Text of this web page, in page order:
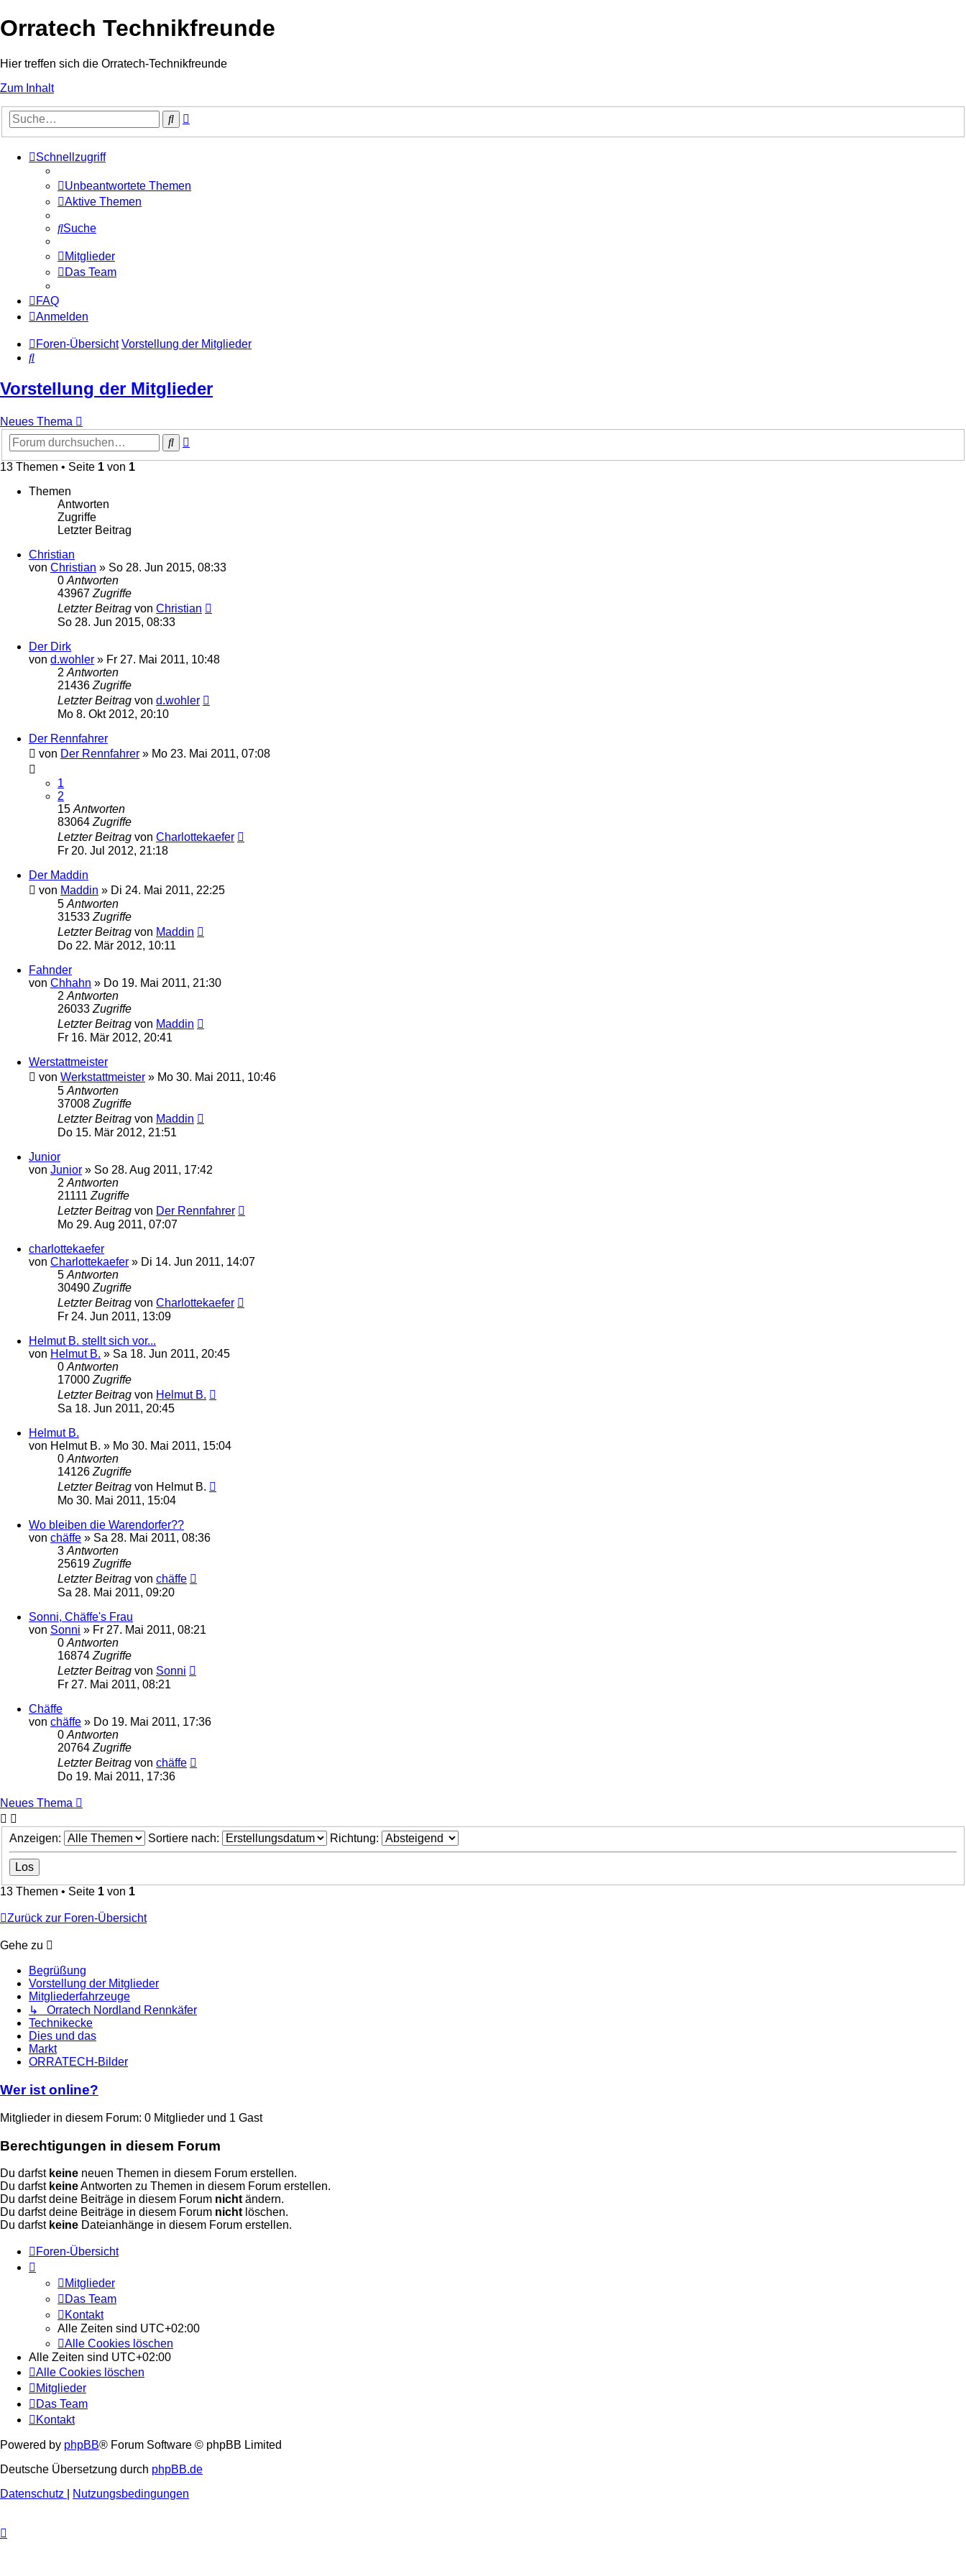
Orratech Technikfreunde
Hier treffen sich die Orratech-Technikfreunde
Zum Inhalt
Suche
Schnellzugriff
Unbeantwortete Themen
Aktive Themen
Suche
Mitglieder
Das Team
FAQ
Anmelden
Foren-Übersicht Vorstellung der Mitglieder
Suche
Vorstellung der Mitglieder
Neues Thema
Suche
13 Themen • Seite 1 von 1
Themen
Antworten
Zugriffe
Letzter Beitrag
Christian
von Christian » So 28. Jun 2015, 08:33
0 Antworten
43967 Zugriffe
Letzter Beitrag von Christian
So 28. Jun 2015, 08:33
Der Dirk
von d.wohler » Fr 27. Mai 2011, 10:48
2 Antworten
21436 Zugriffe
Letzter Beitrag von d.wohler
Mo 8. Okt 2012, 20:10
Der Rennfahrer
von Der Rennfahrer » Mo 23. Mai 2011, 07:08
1
2
15 Antworten
83064 Zugriffe
Letzter Beitrag von Charlottekaefer
Fr 20. Jul 2012, 21:18
Der Maddin
von Maddin » Di 24. Mai 2011, 22:25
5 Antworten
31533 Zugriffe
Letzter Beitrag von Maddin
Do 22. Mär 2012, 10:11
Fahnder
von Chhahn » Do 19. Mai 2011, 21:30
2 Antworten
26033 Zugriffe
Letzter Beitrag von Maddin
Fr 16. Mär 2012, 20:41
Werstattmeister
von Werkstattmeister » Mo 30. Mai 2011, 10:46
5 Antworten
37008 Zugriffe
Letzter Beitrag von Maddin
Do 15. Mär 2012, 21:51
Junior
von Junior » So 28. Aug 2011, 17:42
2 Antworten
21111 Zugriffe
Letzter Beitrag von Der Rennfahrer
Mo 29. Aug 2011, 07:07
charlottekaefer
von Charlottekaefer » Di 14. Jun 2011, 14:07
5 Antworten
30490 Zugriffe
Letzter Beitrag von Charlottekaefer
Fr 24. Jun 2011, 13:09
Helmut B. stellt sich vor...
von Helmut B. » Sa 18. Jun 2011, 20:45
0 Antworten
17000 Zugriffe
Letzter Beitrag von Helmut B.
Sa 18. Jun 2011, 20:45
Helmut B.
von Helmut B. » Mo 30. Mai 2011, 15:04
0 Antworten
14126 Zugriffe
Letzter Beitrag von Helmut B.
Mo 30. Mai 2011, 15:04
Wo bleiben die Warendorfer??
von chäffe » Sa 28. Mai 2011, 08:36
3 Antworten
25619 Zugriffe
Letzter Beitrag von chäffe
Sa 28. Mai 2011, 09:20
Sonni, Chäffe's Frau
von Sonni » Fr 27. Mai 2011, 08:21
0 Antworten
16874 Zugriffe
Letzter Beitrag von Sonni
Fr 27. Mai 2011, 08:21
Chäffe
von chäffe » Do 19. Mai 2011, 17:36
0 Antworten
20764 Zugriffe
Letzter Beitrag von chäffe
Do 19. Mai 2011, 17:36
Neues Thema
Anzeigen: Sortiere nach: Richtung:
13 Themen • Seite 1 von 1
Zurück zur Foren-Übersicht
Gehe zu
Begrüßung
Vorstellung der Mitglieder
Mitgliederfahrzeuge
↳ Orratech Nordland Rennkäfer
Technikecke
Dies und das
Markt
ORRATECH-Bilder
Wer ist online?
Mitglieder in diesem Forum: 0 Mitglieder und 1 Gast
Berechtigungen in diesem Forum
Du darfst keine neuen Themen in diesem Forum erstellen.
Du darfst keineAntworten zu Themen in diesem Forum erstellen.
Du darfst deine Beiträge in diesem Forum nicht ändern.
Du darfst deine Beiträge in diesem Forum nicht löschen.
Du darfst keine Dateianhänge in diesem Forum erstellen.
Foren-Übersicht
Mitglieder
Das Team
Kontakt
Alle Zeiten sind UTC+02:00
Alle Cookies löschen
Alle Zeiten sind UTC+02:00
Alle Cookies löschen
Mitglieder
Das Team
Kontakt
Powered by phpBB® Forum Software © phpBB Limited
Deutsche Übersetzung durch phpBB.de
Datenschutz
Nutzungsbedingungen